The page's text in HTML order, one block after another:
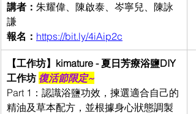
講者： 朱耀偉、陳啟泰、岑寧兒、陳詠
謙
報名： https://bit.ly/4iAip2c
【工作坊】kimature - 夏日芳療浴鹽DIY
工作坊 復活節限定~
Part 1：認識浴鹽功效，揀選適合自己的
精油及草本配方，並根據身心狀態調製